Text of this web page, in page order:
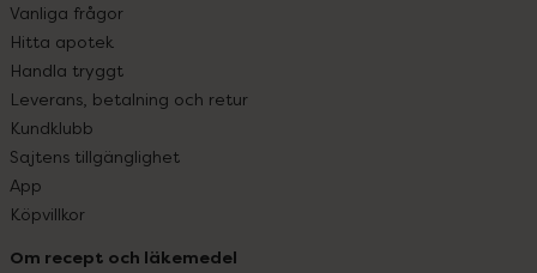
Vanliga frågor
Hitta apotek
Handla tryggt
Leverans, betalning och retur
Kundklubb
Sajtens tillgänglighet
App
Köpvillkor
Om recept och läkemedel